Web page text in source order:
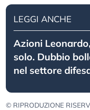
LEGGI ANCHE
Azioni
solo. Dubbio
nel settore
© RIPRODUZIONE